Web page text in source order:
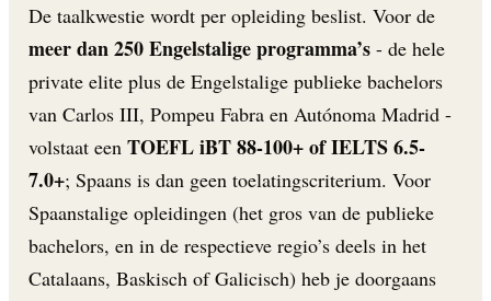
De taalkwestie wordt per opleiding beslist. Voor de
meer dan 250 Engelstalige programma’s - de hele
private elite plus de Engelstalige publieke bachelors
van Carlos III, Pompeu Fabra en Autónoma Madrid -
volstaat een TOEFL iBT 88-100+ of IELTS 6.5-
7.0+; Spaans is dan geen toelatingscriterium. Voor
Spaanstalige opleidingen (het gros van de publieke
bachelors, en in de respectieve regio’s deels in het
Catalaans, Baskisch of Galicisch) heb je doorgaans